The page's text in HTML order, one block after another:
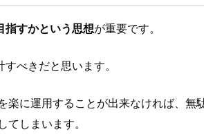
指すかという思想が重要です。
べきだと思います。
楽に運用することが出来なければ、
しまいます。